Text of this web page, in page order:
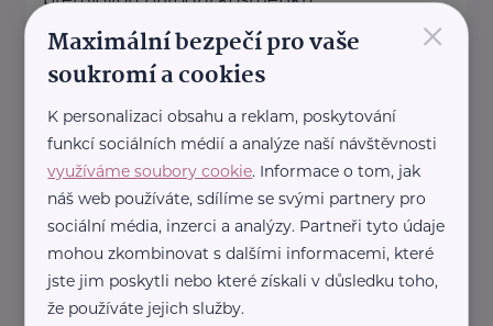
založenou na ...
https://alma.cz/
+420 777 044 199
info@alma.cz
AMADEUS Design s.r.o.
Bítovská 7 Praha 4
AMADEUS Design s.r.o. je
specializované vizuální studio,
×
Maximální bezpečí pro vaše
soukromí a cookies
K personalizaci obsahu a reklam, poskytování
funkcí sociálních médií a analýze naší návštěvnosti
využíváme soubory cookie. Informace o tom, jak
náš web používáte, sdílíme se svými partnery pro
sociální média, inzerci a analýzy. Partneři tyto údaje
mohou zkombinovat s dalšími informacemi, které
jste jim poskytli nebo které získali v důsledku toho,
že používáte jejich služby.